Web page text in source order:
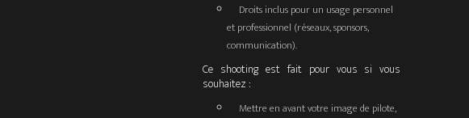
Droits inclus pour un usage personnel
et professionnel (réseaux, sponsors,
communication).
Ce shooting est fait pour vous si vous
souhaitez :
Mettre en avant votre image de pilote,